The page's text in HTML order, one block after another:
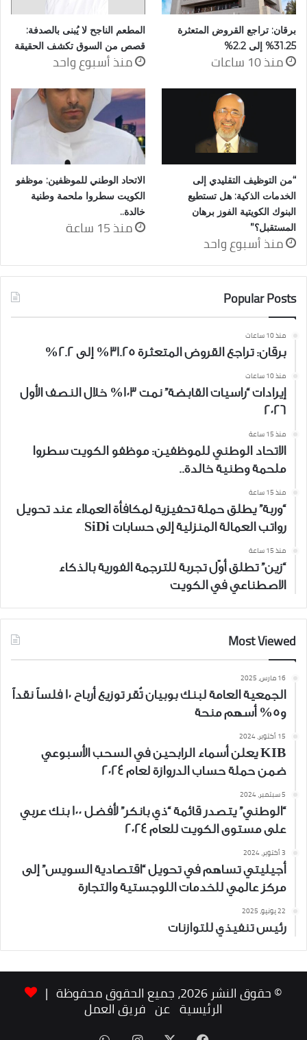
برقان: تراجع القروض المتعثرة
31.25% إلى 2.2%
منذ 10 ساعات
المطعم الناجح لا يُبنى بالصدفة:
قصص من السوق تكشف الحقيقة
منذ أسبوع واحد
“من التوظيف التقليدي إلى
الخدمات الذكية: هل تستطيع
البنوك الكويتية الفوز برهان
المستقبل؟”
منذ أسبوع واحد
الاتحاد الوطني للموظفين: موظفو
الكويت سطروا ملحمة وطنية
خالدة..
منذ 15 ساعة
Popular Posts
منذ 10 ساعات
برقان: تراجع القروض المتعثرة 31.25% إلى 2.2%
منذ 10 ساعات
إيرادات “راسيات القابضة” نمت 103% خلال النصف الأول
2026
منذ 15 ساعة
الاتحاد الوطني للموظفين: موظفو الكويت سطروا
ملحمة وطنية خالدة..
منذ 15 ساعة
“وربة” يطلق حملة تحفيزية لمكافأة العملاء عند تحويل
رواتب العمالة المنزلية إلى حسابات SiDi
منذ 15 ساعة
“زين” تطلق أوّل تجربة للترجمة الفورية بالذكاء
الاصطناعي في الكويت
Most Viewed
16 مارس، 2025
الجمعية العامة لبنك بوبيان تُقر توزيع أرباح 10 فلساً نقداً
و5% أسهم منحة
15 أكتوبر، 2024
KIB يعلن أسماء الرابحين في السحب الأسبوعي
ضمن حملة حساب الدروازة لعام 2024
5 سبتمبر، 2024
“الوطني” يتصدر قائمة “ذي بانكر” لأفضل 100 بنك عربي
على مستوى الكويت للعام 2024
3 أكتوبر، 2024
أجيليتي تساهم في تحويل “اقتصادية السويس” إلى
مركز عالمي للخدمات اللوجستية والتجارة
22 يونيو، 2025
رئيس تنفيذي للتوازنات
© حقوق النشر 2026، جميع الحقوق محفوظة |
الرئيسية عن فريق العمل